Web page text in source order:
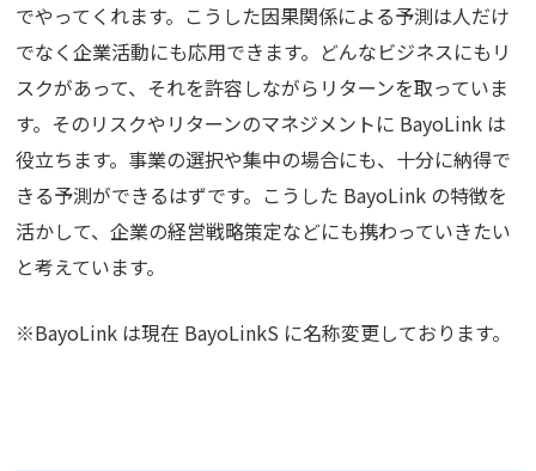
でやってくれます。こうした因果関係による予測は人だけ
でなく企業活動にも応用できます。どんなビジネスにもリ
スクがあって、それを許容しながらリターンを取っていま
す。そのリスクやリターンのマネジメントに BayoLink は
役立ちます。事業の選択や集中の場合にも、十分に納得で
きる予測ができるはずです。こうした BayoLink の特徴を
活かして、企業の経営戦略策定などにも携わっていきたい
と考えています。
※BayoLink は現在 BayoLinkS に名称変更しております。